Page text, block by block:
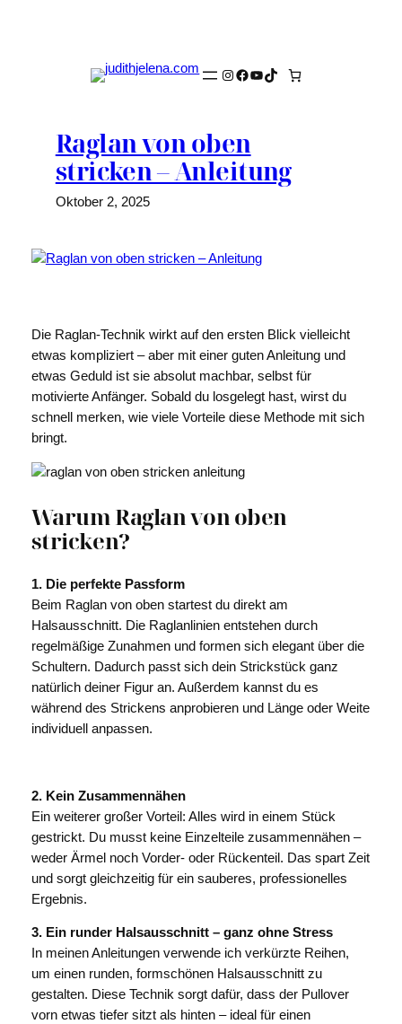
Instagram
Facebook
YouTube
TikTok
Raglan von oben
stricken – Anleitung
Oktober 2, 2025
Die Raglan-Technik wirkt auf den ersten Blick vielleicht
etwas kompliziert – aber mit einer guten Anleitung und
etwas Geduld ist sie absolut machbar, selbst für
motivierte Anfänger. Sobald du losgelegt hast, wirst du
schnell merken, wie viele Vorteile diese Methode mit sich
bringt.
Warum Raglan von oben
stricken?
1. Die perfekte Passform
Beim Raglan von oben startest du direkt am
Halsausschnitt. Die Raglanlinien entstehen durch
regelmäßige Zunahmen und formen sich elegant über die
Schultern. Dadurch passt sich dein Strickstück ganz
natürlich deiner Figur an. Außerdem kannst du es
während des Strickens anprobieren und Länge oder Weite
individuell anpassen.
2. Kein Zusammennähen
Ein weiterer großer Vorteil: Alles wird in einem Stück
gestrickt. Du musst keine Einzelteile zusammennähen –
weder Ärmel noch Vorder- oder Rückenteil. Das spart Zeit
und sorgt gleichzeitig für ein sauberes, professionelles
Ergebnis.
3. Ein runder Halsausschnitt – ganz ohne Stress
In meinen Anleitungen verwende ich verkürzte Reihen,
um einen runden, formschönen Halsausschnitt zu
gestalten. Diese Technik sorgt dafür, dass der Pullover
vorn etwas tiefer sitzt als hinten – ideal für einen